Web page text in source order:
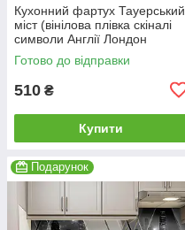
Кухонний фартух Тауерський
міст (вінілова плівка скіналі
символи Англії Лондон
автобус) 600*2000мм
Готово до відправки
510 ₴
Купити
Подарунок